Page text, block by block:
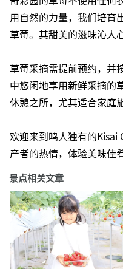
用自然的力量，我们培育
草莓。其甜美的滋味沁人
草莓采摘需提前预约，并
中悠闲地享用新鲜采摘的
休憩之所，尤其适合家庭
欢迎来到鸣人独有的Kisai
产者的热情，体验美味佳
景点相关文章